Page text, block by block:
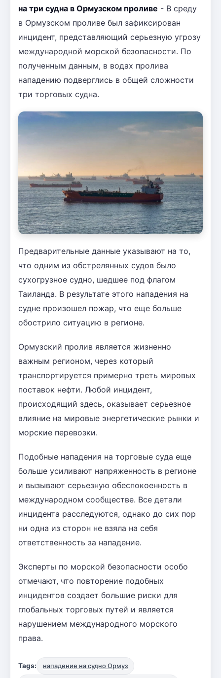
на три судна в Ормузском проливе - В среду
в Ормузском проливе был зафиксирован
инцидент, представляющий серьезную угрозу
международной морской безопасности. По
полученным данным, в водах пролива
нападению подверглись в общей сложности
три торговых судна.
Предварительные данные указывают на то,
что одним из обстрелянных судов было
сухогрузное судно, шедшее под флагом
Таиланда. В результате этого нападения на
судне произошел пожар, что еще больше
обострило ситуацию в регионе.
Ормузский пролив является жизненно
важным регионом, через который
транспортируется примерно треть мировых
поставок нефти. Любой инцидент,
происходящий здесь, оказывает серьезное
влияние на мировые энергетические рынки и
морские перевозки.
Подобные нападения на торговые суда еще
больше усиливают напряженность в регионе
и вызывают серьезную обеспокоенность в
международном сообществе. Все детали
инцидента расследуются, однако до сих пор
ни одна из сторон не взяла на себя
ответственность за нападение.
Эксперты по морской безопасности особо
отмечают, что повторение подобных
инцидентов создает большие риски для
глобальных торговых путей и является
нарушением международного морского
права.
Tags: нападение на судно Ормуз